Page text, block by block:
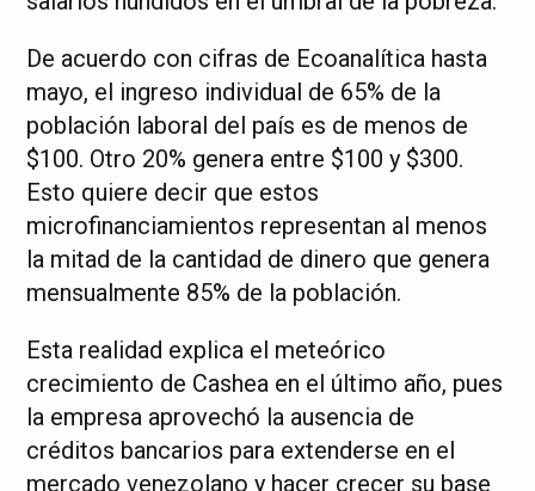
De acuerdo con cifras de Ecoanalítica hasta
mayo, el ingreso individual de 65% de la
población laboral del país es de menos de
$100. Otro 20% genera entre $100 y $300.
Esto quiere decir que estos
microfinanciamientos representan al menos
la mitad de la cantidad de dinero que genera
mensualmente 85% de la población.
Esta realidad explica el meteórico
crecimiento de Cashea en el último año, pues
la empresa aprovechó la ausencia de
créditos bancarios para extenderse en el
mercado venezolano y hacer crecer su base